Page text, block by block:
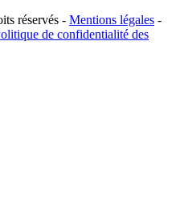
réservés - Mentions légales -
de confidentialité des